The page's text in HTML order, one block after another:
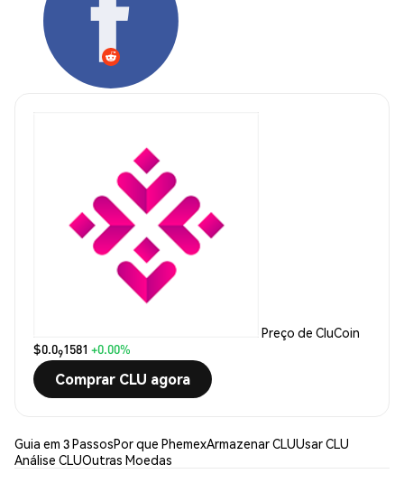
Preço de CluCoin
$0.091581 +0.00%
Comprar CLU agora
Guia em 3 PassosPor que PhemexArmazenar CLUUsar CLU
Análise CLUOutras Moedas